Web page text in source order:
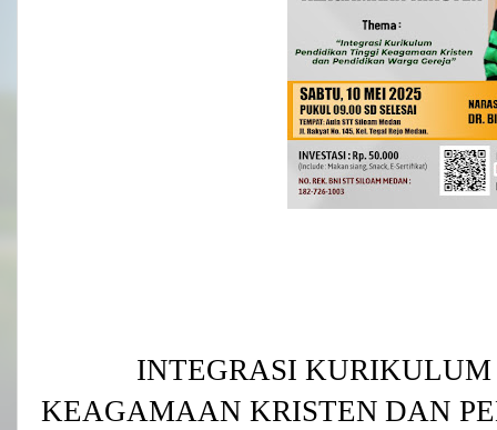
INTEGRASI KURIKULUM
KEAGAMAAN KRISTEN DAN